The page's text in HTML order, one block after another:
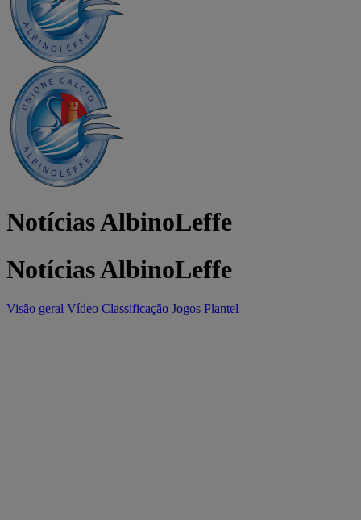
Notícias AlbinoLeffe
Notícias AlbinoLeffe
Visão geral Vídeo Classificação Jogos Plantel